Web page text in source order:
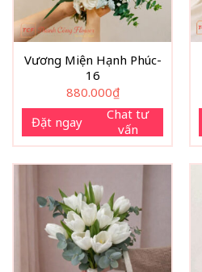
Vương Miện Hạnh Phúc-
16
880.000₫
Đặt ngay
Chat tư
vấn